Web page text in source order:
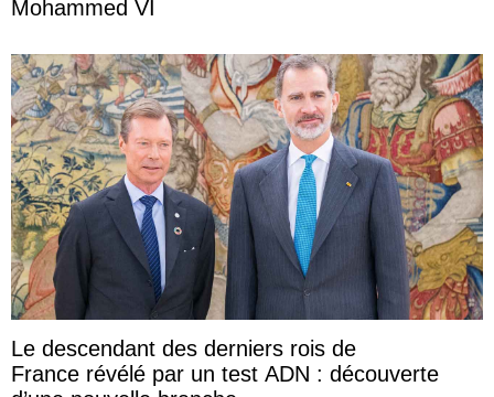
Mohammed VI
Le descendant des derniers rois de
France révélé par un test ADN : découverte